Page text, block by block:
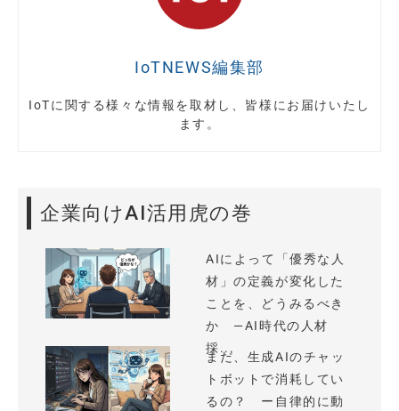
IoTNEWS編集部
IoTに関する様々な情報を取材し、皆様にお届けいたし
ます。
企業向けAI活用虎の巻
AIによって「優秀な人
材」の定義が変化した
ことを、どうみるべき
か —AI時代の人材
採...
まだ、生成AIのチャッ
トボットで消耗してい
るの？ ー自律的に動